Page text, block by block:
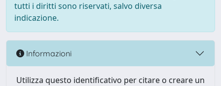
tutti i diritti sono riservati, salvo diversa
indicazione.
Informazioni
Utilizza questo identificativo per citare o creare un